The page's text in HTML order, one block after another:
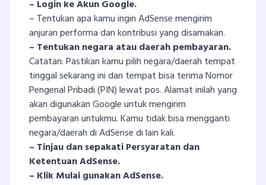
– Login ke Akun Google.
– Tentukan apa kamu ingin AdSense mengirim
anjuran performa dan kontribusi yang disamakan.
– Tentukan negara atau daerah pembayaran.
Catatan: Pastikan kamu pilih negara/daerah tempat
tinggal sekarang ini dan tempat bisa terima Nomor
Pengenal Pribadi (PIN) lewat pos. Alamat inilah yang
akan digunakan Google untuk mengirim
pembayaran untukmu. Kamu tidak bisa mengganti
negara/daerah di AdSense di lain kali.
– Tinjau dan sepakati Persyaratan dan
Ketentuan AdSense.
– Klik Mulai gunakan AdSense.